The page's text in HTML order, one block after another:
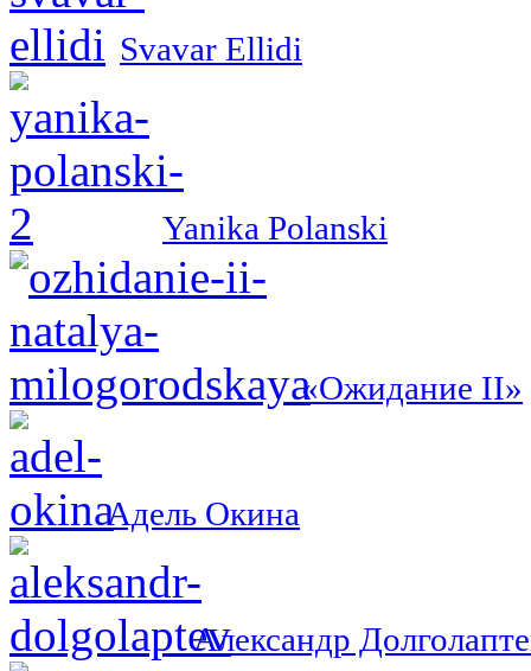
Svavar Ellidi
Yanika Polanski
«Ожидание II»
Адель Окина
Александр